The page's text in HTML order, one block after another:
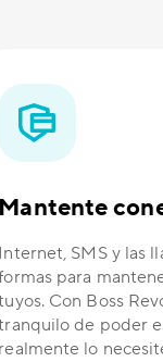
Mantente
Internet, SMS y las
para
Con Boss
de poder
realmente lo